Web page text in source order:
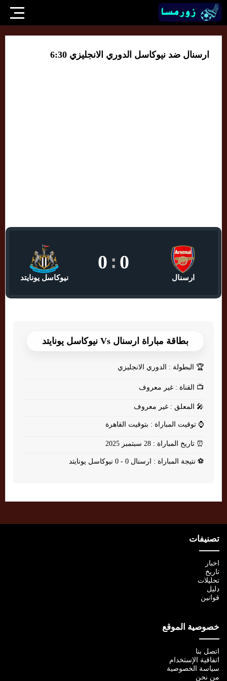
ارسنال ضد نيوكاسل الدوري الانجليزي 6:30
ارسنال
0
:
0
نيوكاسل يونايتد
بطاقة مباراة ارسنال Vs نيوكاسل يونايتد
🏆 البطولة : الدوري الانجليزي
📺 القناة : غير معروف
🎤 المعلق : غير معروف
⌚ توقيت المباراة : بتوقيت القاهرة
⏰ تاريخ المباراة : 28 سبتمبر 2025
⚽ نتيجة المباراة : ارسنال 0 - 0 نيوكاسل يونايتد
تصنيفات
اخبار
تاريخ
تحليلات
دليل
قوانين
خصوصية الموقع
اتصل بنا
اتفاقية الإستخدام
سياسة الخصوصية
من نحن